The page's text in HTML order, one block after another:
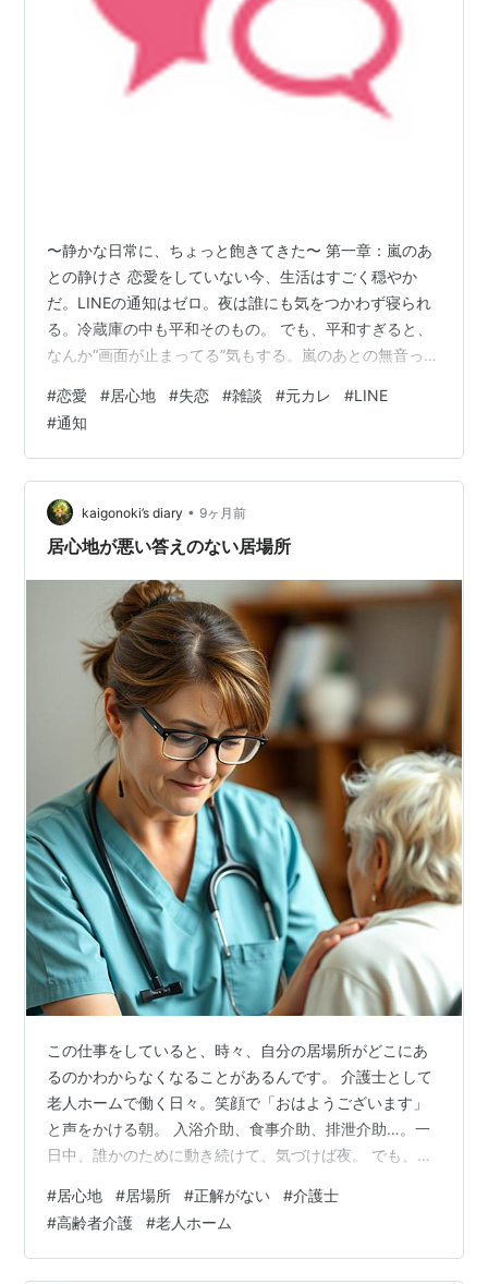
〜静かな日常に、ちょっと飽きてきた〜 第一章：嵐のあ
との静けさ 恋愛をしていない今、生活はすごく穏やか
だ。LINEの通知はゼロ。夜は誰にも気をつかわず寝られ
る。冷蔵庫の中も平和そのもの。 でも、平和すぎると、
なんか“画面が止まってる”気もする。嵐のあとの無音っ
章：恋愛のない日々のルーティン 朝、コーヒーを淹れて
ニュースを見て、仕事して、ジム行って、帰って
Netflix。生活としては満点。でも、物語としてはゼロ
点。 恋愛してた頃は、イライラもあったけど、心拍数は
高かった。今は安定してる。だけど、ちょっと“心拍低め
の人生”。 第三章：退屈も、回復の…
#恋愛 #居心地 #失恋 #雑談 #元カレ #LINE
#通知
kaigonoki’s diary • 9ヶ月前
居心地が悪い答えのない居場所
この仕事をしていると、時々、自分の居場所がどこにあ
るのかわからなくなることがあるんです。 介護士として
老人ホームで働く日々。笑顔で「おはようございます」
と声をかける朝。 入浴介助、食事介助、排泄介助…。一
日中、誰かのために動き続けて、気づけば夜。 でも、そ
いるような感覚に襲われることがあります。 「私、今、
何のために頑張ってるんだろう？」 「誰のために、ここ
にいるんだろう？」 そんな問いが、胸の奥で静かに渦を
#居心地 #居場所 #正解がない #介護士
#高齢者介護 #老人ホーム